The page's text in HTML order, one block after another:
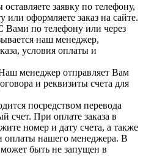
заявку по телефону,
или оформляете заказ на сайте.
Вами по телефону или через
наш менеджер,
условия оплаты и
менеджер отправляет Вам
и реквизиты счета для
посредством перевода
счет. При оплате заказа в
номер и дату счета, а также
оплаты нашего менеджера. В
быть не запущен в